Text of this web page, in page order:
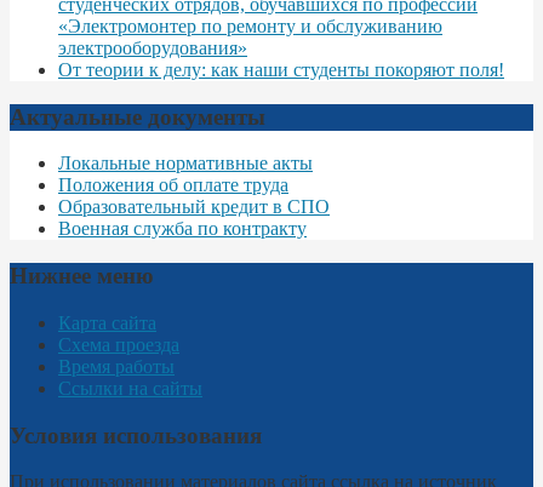
студенческих отрядов, обучавшихся по профессии
«Электромонтер по ремонту и обслуживанию
электрооборудования»
От теории к делу: как наши студенты покоряют поля!
Актуальные документы
Локальные нормативные акты
Положения об оплате труда
Образовательный кредит в СПО
Военная служба по контракту
Нижнее меню
Карта сайта
Схема проезда
Время работы
Ссылки на сайты
Условия использования
При использовании материалов сайта ссылка на источник